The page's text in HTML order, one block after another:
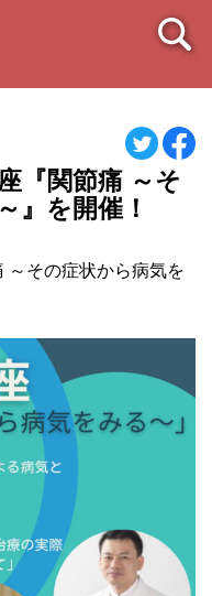
『関節痛 ～そ
』を開催！
～その症状から病気を